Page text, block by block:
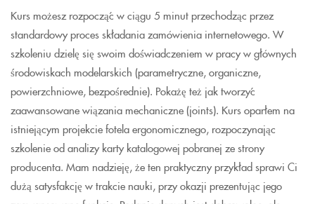
Kurs możesz rozpocząć w ciągu 5 minut przechodząc przez
standardowy proces składania zamówienia internetowego. W
szkoleniu dzielę się swoim doświadczeniem w pracy w głównych
środowiskach modelarskich (parametryczne, organiczne,
powierzchniowe, bezpośrednie). Pokażę też jak tworzyć
zaawansowane wiązania mechaniczne (joints). Kurs oparłem na
istniejącym projekcie fotela ergonomicznego, rozpoczynając
szkolenie od analizy karty katalogowej pobranej ze strony
producenta. Mam nadzieję, że ten praktyczny przykład sprawi Ci
dużą satysfakcję w trakcie nauki, przy okazji prezentując jego